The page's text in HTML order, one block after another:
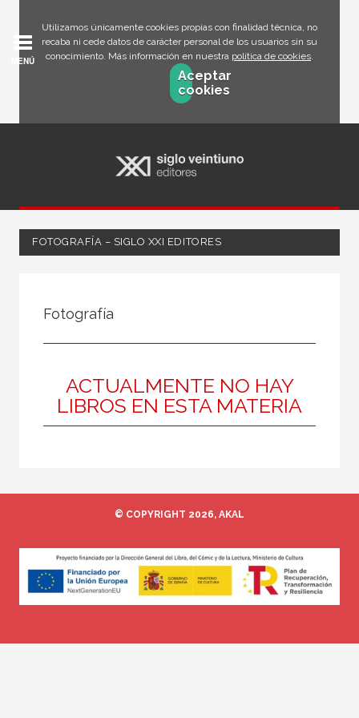
Utilizamos únicamente cookies propias con finalidad técnica, no
recaba ni cede datos de carácter personal de los usuarios sin su
conocimiento. Más información en nuestra política de cookies.
Aceptar
cookies
MENÚ
FOTOGRAFÍA – SIGLO XXI EDITORES
Ocio
Fotografía
MATERIAS
Cartoné
Ebook
Papel
Fotografía
ACTUALMENTE NO HAY
LIBROS EN ESTA MATERIA
© COPYRIGHT 2026, AKAL